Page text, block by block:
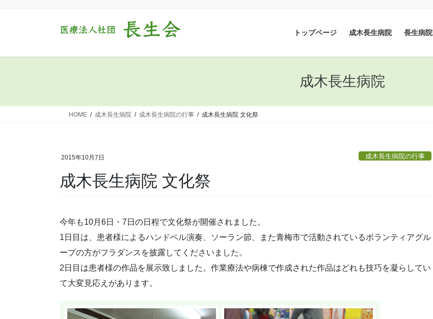
トップページ 成木長生病院 長生病院
成木長生病院
HOME 成木長生病院 成木長生病院の行事 成木長生病院 文化祭
2015年10月7日 成木長生病院の行事
成木長生病院 文化祭
今年も10月6日・7日の日程で文化祭が開催されました。
1日目は、患者様によるハンドベル演奏、ソーラン節、また青梅市で活動されているボランティアグル
ープの方がフラダンスを披露してくださいました。
2日目は患者様の作品を展示致しました。作業療法や病棟で作成された作品はどれも技巧を凝らしてい
て大変見応えがあります。